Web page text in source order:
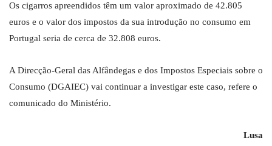
Os cigarros apreendidos têm um valor aproximado de 42.805
euros e o valor dos impostos da sua introdução no consumo em
Portugal seria de cerca de 32.808 euros.
A Direcção-Geral das Alfândegas e dos Impostos Especiais sobre o
Consumo (DGAIEC) vai continuar a investigar este caso, refere o
comunicado do Ministério.
Lusa